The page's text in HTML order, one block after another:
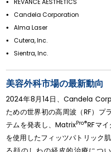
REVANCE AESTHETICS
Candela Corporation
Alma Laser
Cutera, Inc.
Sientra, Inc.
美容外科市場の最新動向
2024年8月14日、Candela
ための世界初の高周波（RF）
テムを発表し、MatrixPro®RFマ
を使用したフィッツパトリック